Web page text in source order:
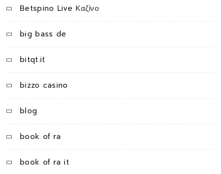
Betspino Live Καζίνο
big bass de
bitqt.it
bizzo casino
blog
book of ra
book of ra it